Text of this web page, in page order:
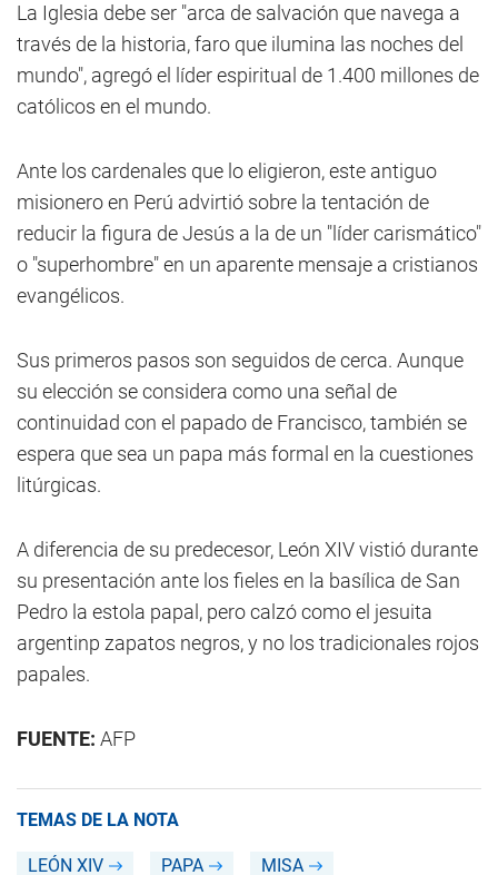
La Iglesia debe ser "arca de salvación que navega a
través de la historia, faro que ilumina las noches del
mundo", agregó el líder espiritual de 1.400 millones de
católicos en el mundo.
Ante los cardenales que lo eligieron, este antiguo
misionero en Perú advirtió sobre la tentación de
reducir la figura de Jesús a la de un "líder carismático"
o "superhombre" en un aparente mensaje a cristianos
evangélicos.
Sus primeros pasos son seguidos de cerca. Aunque
su elección se considera como una señal de
continuidad con el papado de Francisco, también se
espera que sea un papa más formal en la cuestiones
litúrgicas.
A diferencia de su predecesor, León XIV vistió durante
su presentación ante los fieles en la basílica de San
Pedro la estola papal, pero calzó como el jesuita
argentinp zapatos negros, y no los tradicionales rojos
papales.
FUENTE: AFP
TEMAS DE LA NOTA
LEÓN XIV PAPA MISA